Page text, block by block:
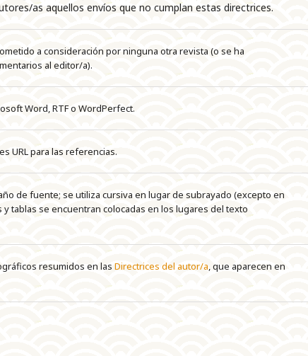
as aquellos envíos que no cumplan estas directrices.
a consideración por ninguna otra revista (o se ha
al editor/a).
Word, RTF o WordPerfect.
URL para las referencias.
de fuente; se utiliza cursiva en lugar de subrayado (excepto en
tablas se encuentran colocadas en los lugares del texto
resumidos en las Directrices del autor/a, que aparecen en